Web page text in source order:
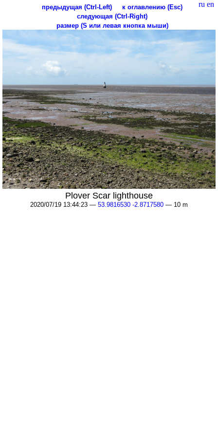
ru en
предыдущая (Ctrl-Left)
к оглавлению (Esc)
следующая (Ctrl-Right)
размер (S или левая кнопка мыши)
Plover Scar lighthouse
2020/07/19 13:44:23 — 53.9816530 -2.8717580 — 10 m